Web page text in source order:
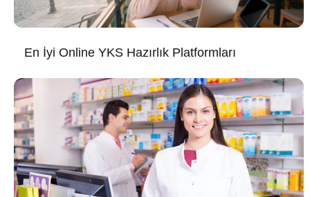
En İyi Online YKS Hazırlık Platformları